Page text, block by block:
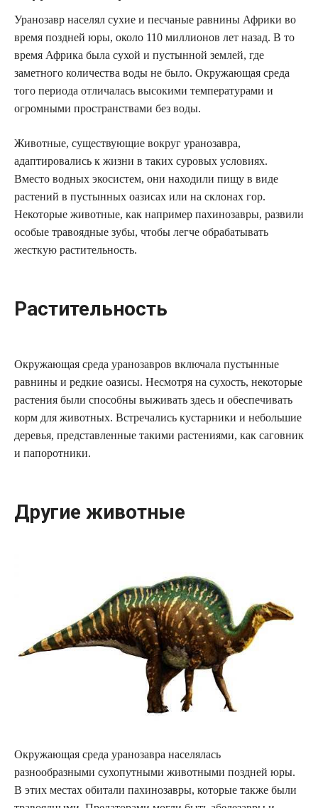
Уранозавр населял сухие и песчаные равнины Африки во
время поздней юры, около 110 миллионов лет назад. В то
время Африка была сухой и пустынной землей, где
заметного количества воды не было. Окружающая среда
того периода отличалась высокими температурами и
огромными пространствами без воды.
Животные, существующие вокруг уранозавра,
адаптировались к жизни в таких суровых условиях.
Вместо водных экосистем, они находили пищу в виде
растений в пустынных оазисах или на склонах гор.
Некоторые животные, как например пахинозавры, развили
особые травоядные зубы, чтобы легче обрабатывать
жесткую растительность.
Растительность
Окружающая среда уранозавров включала пустынные
равнины и редкие оазисы. Несмотря на сухость, некоторые
растения были способны выживать здесь и обеспечивать
корм для животных. Встречались кустарники и небольшие
деревья, представленные такими растениями, как саговник
и папоротники.
Другие животные
Окружающая среда уранозавра населялась
разнообразными сухопутными животными поздней юры.
В этих местах обитали пахинозавры, которые также были